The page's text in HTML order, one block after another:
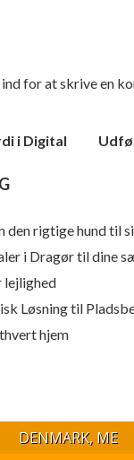
for at skrive en
i Digital
den rigtige hund til
i Dragør til dine
lejlighed
Løsning til
hjem
DENMARK, ME